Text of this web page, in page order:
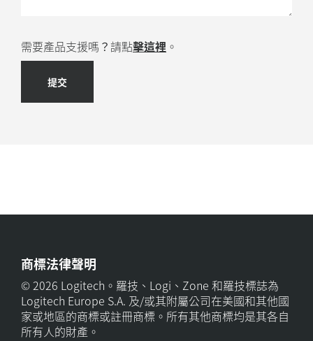
需要產品支援嗎？請點擊這裡 。
提交
商標法律聲明
© 2026 Logitech。羅技、Logi、Zone 和羅技標誌為
Logitech Europe S.A. 及/或其附屬公司在美國和其他國
家或地區的商標或註冊商標。所有其他商標均是其各自
所有人的財產。